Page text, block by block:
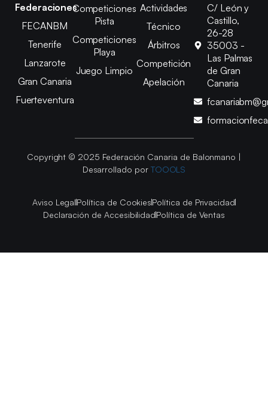
Federaciones
FECANBM
Tenerife
Lanzarote
Gran Canaria
Fuerteventura
Competiciones
Pista
Competiciones
Playa
Juego Limpio
Actividades
Técnico
Árbitros
Competición
Apelación
C/ León y
Castillo,
26-28
35003 -
Las Palmas
de Gran
Canaria
Copyright © 2025 Federación Canaria de Balonmano |
Desarrollado por TOOOLS
Aviso LegalPolítica de CookiesPolítica de Privacidad
Declaración de AccesibilidadPolítica de Ventas